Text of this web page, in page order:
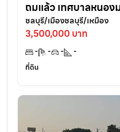
ถมแล้ว เทศบาลหนอง
หาด2กม. อ.เมืองชลบุรี
ชลบุรี/เมืองชลบุรี/เหมือง
3,500,000 บาท
- - -
-
ที่ดิน